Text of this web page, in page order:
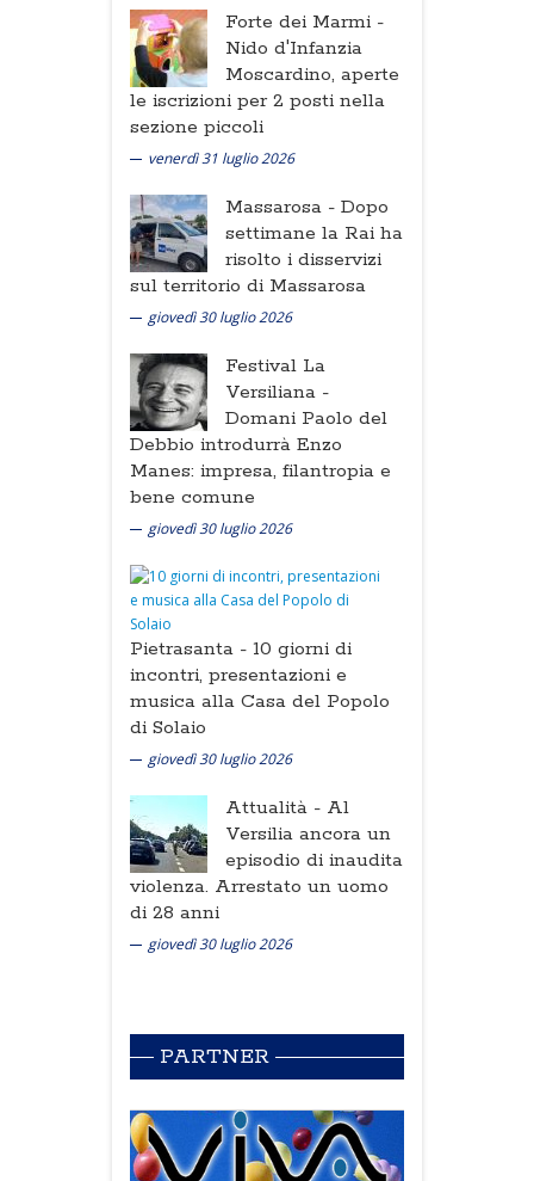
Forte dei Marmi -
Nido d'Infanzia
Moscardino, aperte
le iscrizioni per 2 posti nella
sezione piccoli
venerdì 31 luglio 2026
Massarosa - Dopo
settimane la Rai ha
risolto i disservizi
sul territorio di Massarosa
giovedì 30 luglio 2026
Festival La
Versiliana -
Domani Paolo del
Debbio introdurrà Enzo
Manes: impresa, filantropia e
bene comune
giovedì 30 luglio 2026
Pietrasanta - 10 giorni di
incontri, presentazioni e
musica alla Casa del Popolo
di Solaio
giovedì 30 luglio 2026
Attualità - Al
Versilia ancora un
episodio di inaudita
violenza. Arrestato un uomo
di 28 anni
giovedì 30 luglio 2026
PARTNER